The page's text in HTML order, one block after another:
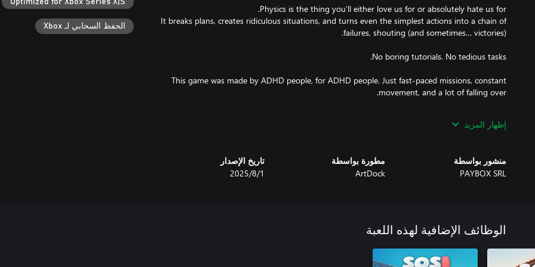
It breaks plans, creates ridiculous situations, and turns even the simplest actions into a chain of
This game was made by ADHD people, for ADHD people. Just fast-paced missions, constant
completed levels — but by how loud you’re laughing.
إظهار المزيد
منشور بواسطة
PAYBOX SRL
مطورة بواسطة
ArtDock
تاريخ الإصدار
1‏/8‏/2025
الحفظ السحابي لـ Xbox
الوظائف الإضافية لهذه اللعبة